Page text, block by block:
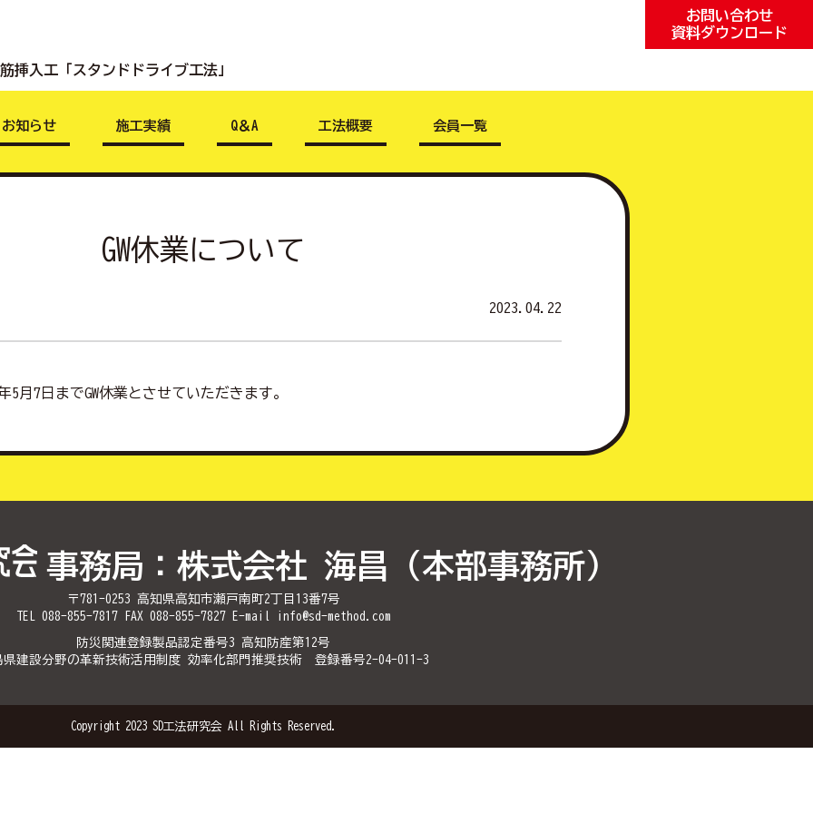
挿入工 「スタンドドライブ工法」
お問い合わせ
資料ダウンロード
お知らせ 施工実績 Q＆A 工法概要 会員一覧
GW休業について
2023.04.22
5月7日までGW休業とさせていただきます。
事務局：株式会社 海昌（本部事務所）
〒781-0253 高知県高知市瀬戸南町2丁目13番7号
TEL 088-855-7817 FAX 088-855-7827 E-mail info@sd-method.com
防災関連登録製品認定番号3 高知防産第12号
県建設分野の革新技術活用制度 効率化部門推奨技術 登録番号2-04-011-3
Copyright 2023 SD工法研究会 All Rights Reserved.